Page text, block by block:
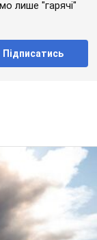
лише "гарячі"
Підписатись